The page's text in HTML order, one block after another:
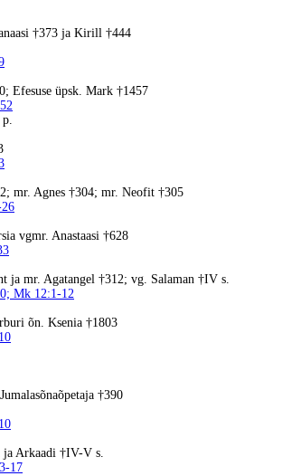
†373 ja Kirill †444
Efesuse üpsk. Mark †1457
mr. Agnes †304; mr. Neofit †305
vgmr. Anastaasi †628
ja mr. Agatangel †312; vg. Salaman †IV s.
Mk 12:1-12
õn. Ksenia †1803
†390
Arkaadi †IV-V s.
17